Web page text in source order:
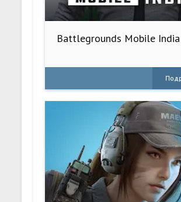
Battlegrounds Mobile India